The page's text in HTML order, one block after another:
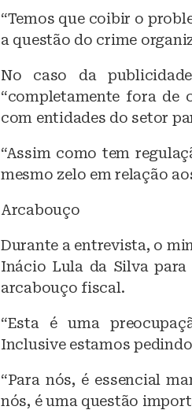
“Temos que coibir o
a questão do crime
No caso da
“completamente fora de
com entidades do setor
“Assim como tem
mesmo zelo em relação
Arcabouço
Durante a entrevista, o
Inácio Lula da Silva para
arcabouço fiscal.
“Esta é uma
Inclusive estamos
“Para nós, é essencial
nós, é uma questão